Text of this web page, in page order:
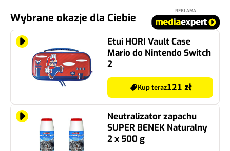
Wybrane okazje dla Ciebie
REKLAMA
Etui HORI Vault Case
Mario do Nintendo Switch
2
Kup teraz121 zł
Neutralizator zapachu
SUPER BENEK Naturalny
2 x 500 g